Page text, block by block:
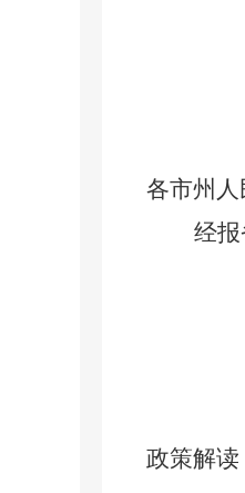
各市州
经
政策解读